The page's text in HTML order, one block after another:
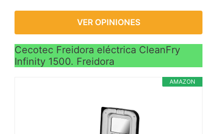
de pausa y reinicio
freidoras en el mercado
te requiere apagarlo
primero o extraer la
sobrecalentamiento. Si el
VER OPINIONES
Cecotec Freidora eléctrica CleanFry
Infinity 1500. Freidora
AMAZON